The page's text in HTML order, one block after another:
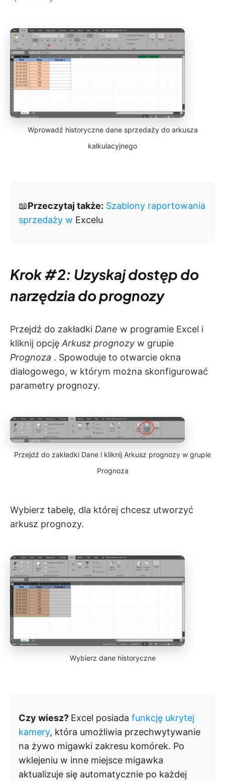
Wprowadź historyczne dane sprzedaży do arkusza
kalkulacyjnego
📖Przeczytaj także: Szablony raportowania
sprzedaży w Excelu
Krok #2: Uzyskaj dostęp do
narzędzia do prognozy
Przejdź do zakładki Dane w programie Excel i
kliknij opcję Arkusz prognozy w grupie
Prognoza . Spowoduje to otwarcie okna
dialogowego, w którym można skonfigurować
parametry prognozy.
Przejdź do zakładki Dane i kliknij Arkusz prognozy w grupie
Prognoza
Wybierz tabelę, dla której chcesz utworzyć
arkusz prognozy.
Wybierz dane historyczne
Czy wiesz? Excel posiada funkcję ukrytej
kamery, która umożliwia przechwytywanie
na żywo migawki zakresu komórek. Po
wklejeniu w inne miejsce migawka
aktualizuje się automatycznie po każdej